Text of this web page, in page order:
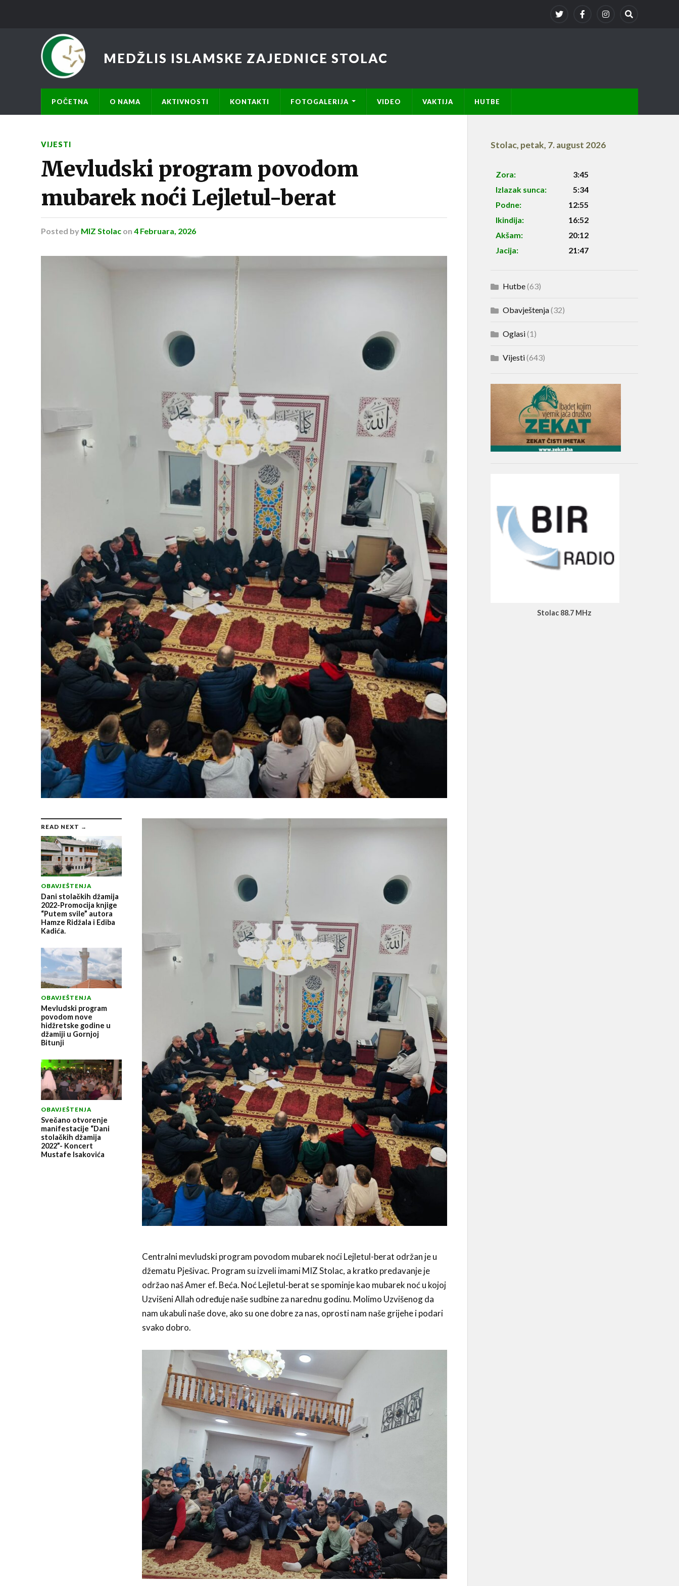
MEDŽLIS ISLAMSKE ZAJEDNICE STOLAC
POČETNA O NAMA AKTIVNOSTI KONTAKTI FOTOGALERIJA VIDEO VAKTIJA HUTBE
VIJESTI
Mevludski program povodom
mubarek noći Lejletul-berat
Posted by MIZ Stolac on 4 Februara, 2026
READ NEXT →
OBAVJEŠTENJA
Dani stolačkih džamija
2022-Promocija knjige
“Putem svile” autora
Hamze Ridžala i Ediba
Kadića.
OBAVJEŠTENJA
Mevludski program
povodom nove
hidžretske godine u
džamiji u Gornjoj
Bitunji
OBAVJEŠTENJA
Svečano otvorenje
manifestacije “Dani
stolačkih džamija
2022”- Koncert
Mustafe Isakovića
Centralni mevludski program povodom mubarek noći Lejletul-berat održan je u
džematu Pješivac. Program su izveli imami MIZ Stolac, a kratko predavanje je
održao naš Amer ef. Beća. Noć Lejletul-berat se spominje kao mubarek noć u kojoj
Uzvišeni Allah određuje naše sudbine za narednu godinu. Molimo Uzvišenog da
nam ukabuli naše dove, ako su one dobre za nas, oprosti nam naše grijehe i podari
svako dobro.
Stolac, petak, 7. august 2026
Zora:
3:45
Izlazak sunca:
5:34
Podne:
12:55
Ikindija:
16:52
Akšam:
20:12
Jacija:
21:47
Hutbe(63)
Obavještenja(32)
Oglasi(1)
Vijesti(643)
Stolac 88.7 MHz